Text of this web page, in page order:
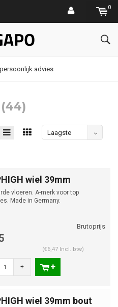
0
advies
(44)
Laagste
wiel 39mm
vloeren. A-merk voor top
Made in Germany.
(€6,47 Incl. btw)
+
wiel 39mm bout